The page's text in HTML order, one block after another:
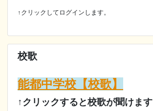
↑クリックしてログインします。
校歌
能都中学校【校歌】
↑クリックすると校歌が聞けます